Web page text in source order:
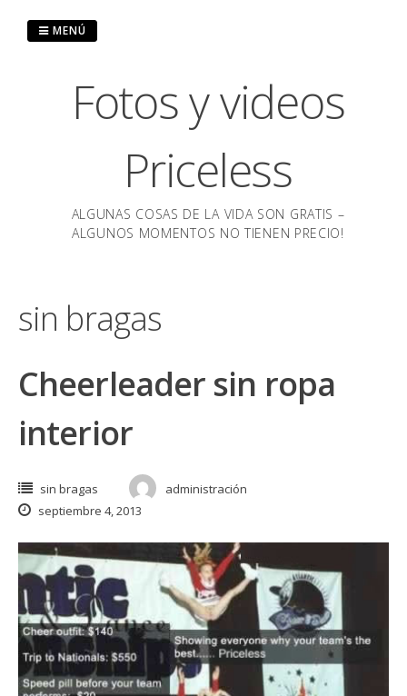
Fotos y videos
Priceless
ALGUNAS COSAS DE LA VIDA SON GRATIS –
ALGUNOS MOMENTOS NO TIENEN PRECIO!
MENÚ
sin bragas
Cheerleader sin ropa
interior
sin bragas
administración
septiembre 4, 2013